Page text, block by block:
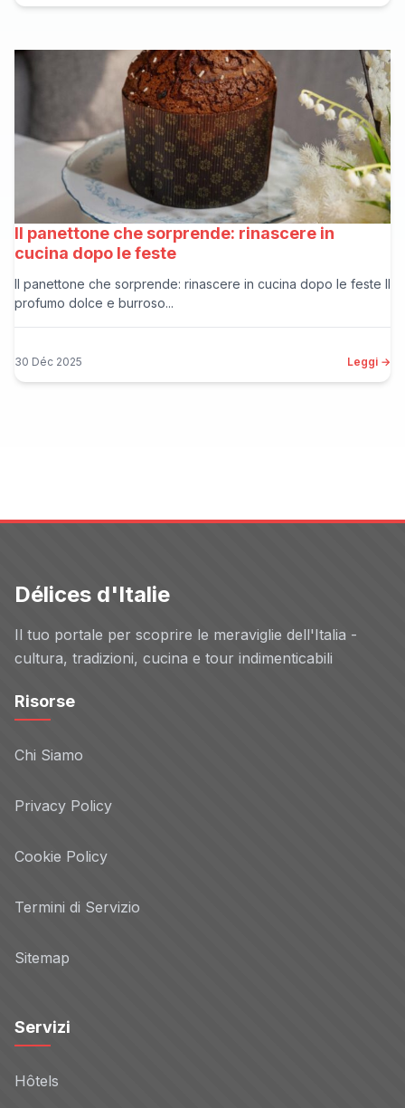
Il panettone che sorprende: rinascere in
cucina dopo le feste
Il panettone che sorprende: rinascere in cucina dopo le feste Il
profumo dolce e burroso...
30 Déc 2025 Leggi →
Délices d'Italie
Il tuo portale per scoprire le meraviglie dell'Italia -
cultura, tradizioni, cucina e tour indimenticabili
Risorse
Chi Siamo
Privacy Policy
Cookie Policy
Termini di Servizio
Sitemap
Servizi
Hôtels